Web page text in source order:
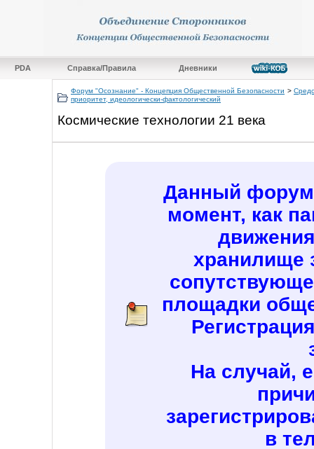
PDA Справка/Правила Дневники
Форум "Осознание" - Концепция Общественной Безопасности >
приоритет, идеологически-фактологический
Космические технологии 21 века
Данный форум
момент, как
хранилище
площадки
На случай,
в